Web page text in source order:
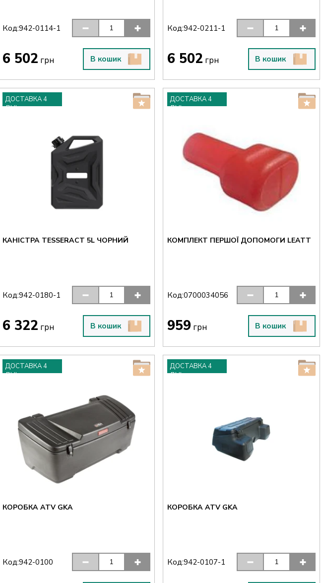
Код:942-0114-1
6 502 грн В кошик
Код:942-0211-1
6 502 грн В кошик
ДОСТАВКА 4
ДНІ
КАНІСТРА TESSERACT 5L ЧОРНИЙ
Код:942-0180-1
6 322 грн В кошик
ДОСТАВКА 4
ДНІ
КОМПЛЕКТ ПЕРШОЇ ДОПОМОГИ LEATT
Код:0700034056
959 грн В кошик
ДОСТАВКА 4
ДНІ
КОРОБКА ATV GKA
Код:942-0100
ДОСТАВКА 4
ДНІ
КОРОБКА ATV GKA
Код:942-0107-1